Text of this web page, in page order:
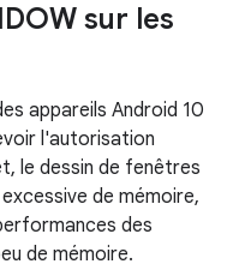
sur les
appareils Android 10
l'autorisation
le dessin de fenêtres
de mémoire,
des
de mémoire.